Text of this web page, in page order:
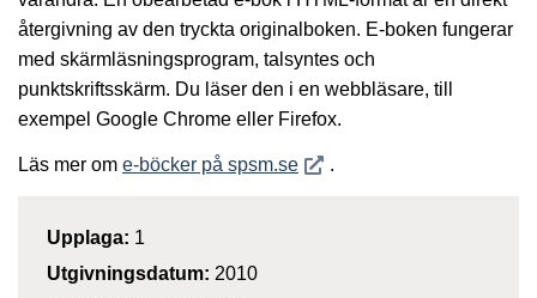
återgivning av den tryckta originalboken. E-boken fungerar
med skärmläsningsprogram, talsyntes och
punktskriftsskärm. Du läser den i en webbläsare, till
exempel Google Chrome eller Firefox.
Läs mer om e-böcker på spsm.seÖppnas i nytt fönster
.
Upplaga: 1
Utgivningsdatum: 2010